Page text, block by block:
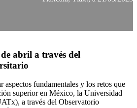
abril a través del
aspectos fundamentales y los retos que
superior en México, la Universidad
a través del Observatorio